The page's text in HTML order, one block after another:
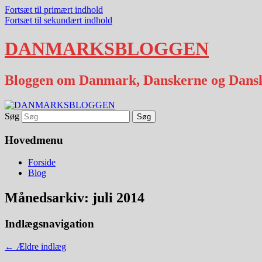
Fortsæt til primært indhold
Fortsæt til sekundært indhold
DANMARKSBLOGGEN
Bloggen om Danmark, Danskerne og
Søg
Hovedmenu
Forside
Blog
Månedsarkiv: juli 2014
Indlægsnavigation
← Ældre indlæg